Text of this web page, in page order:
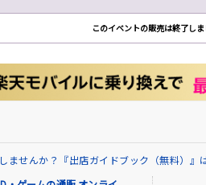
このイベントの販売は終了し
ませんか？『出店ガイドブック（無料）』